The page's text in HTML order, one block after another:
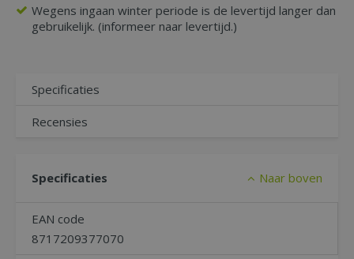
Wegens ingaan winter periode is de levertijd langer dan
gebruikelijk. (informeer naar levertijd.)
Specificaties
Recensies
Specificaties Naar boven
EAN code
8717209377070